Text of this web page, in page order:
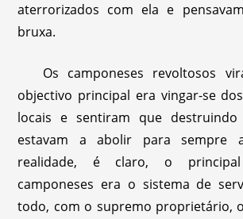
aterrorizados com ela e
bruxa.
Os camponeses revoltosos
objectivo principal era vingar-se
locais e sentiram que destruindo
estavam a abolir para sempre
realidade, é claro, o
camponeses era o sistema de
todo, com o supremo proprietário,